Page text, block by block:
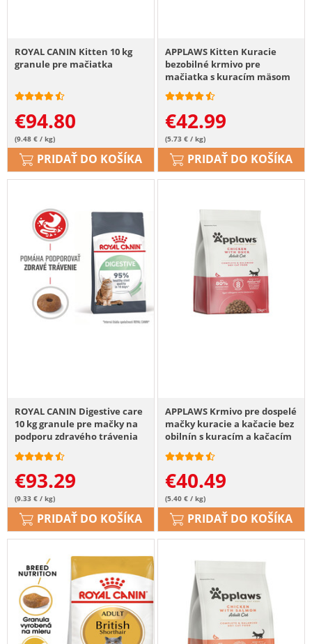
ROYAL CANIN Kitten 10 kg
granule pre mačiatka
€94.80
(9.48 € / kg)
PRIDAŤ DO KOŠÍKA
APPLAWS Kitten Kuracie
bezobilné krmivo pre
mačiatka s kuracím mäsom
7,5 kg
€42.99
(5.73 € / kg)
PRIDAŤ DO KOŠÍKA
ROYAL CANIN Digestive care
10 kg granule pre mačky na
podporu zdravého trávenia
€93.29
(9.33 € / kg)
PRIDAŤ DO KOŠÍKA
APPLAWS Krmivo pre dospelé
mačky kuracie a kačacie bez
obilnín s kuracím a kačacím
mäsom pre dospelé mačky
7,5 kg
€40.49
(5.40 € / kg)
PRIDAŤ DO KOŠÍKA